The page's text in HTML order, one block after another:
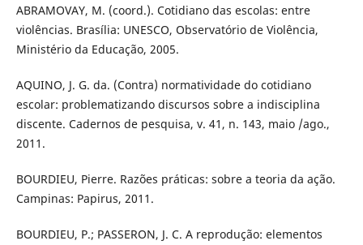
ABRAMOVAY, M. (coord.). Cotidiano das escolas: entre
violências. Brasília: UNESCO, Observatório de Violência,
Ministério da Educação, 2005.
AQUINO, J. G. da. (Contra) normatividade do cotidiano
escolar: problematizando discursos sobre a indisciplina
discente. Cadernos de pesquisa, v. 41, n. 143, maio /ago.,
2011.
BOURDIEU, Pierre. Razões práticas: sobre a teoria da ação.
Campinas: Papirus, 2011.
BOURDIEU, P.; PASSERON, J. C. A reprodução: elementos